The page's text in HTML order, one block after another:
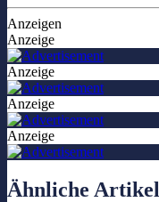
Anzeigen
Anzeige
Anzeige
Anzeige
Anzeige
Ähnliche Artikel